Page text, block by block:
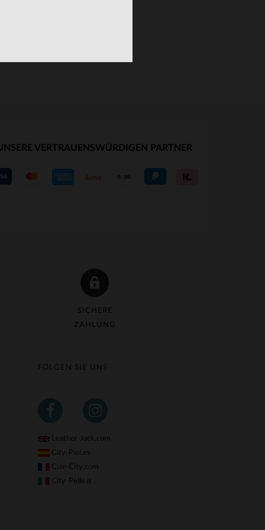
SICHERE
ZAHLUNG
VERTRAUENSWÜRDIGEN PARTNER
FOLGEN SIE UNS
Leather-Jack.com
City-Piel.es
Cuir-City.com
City-Pelle.it